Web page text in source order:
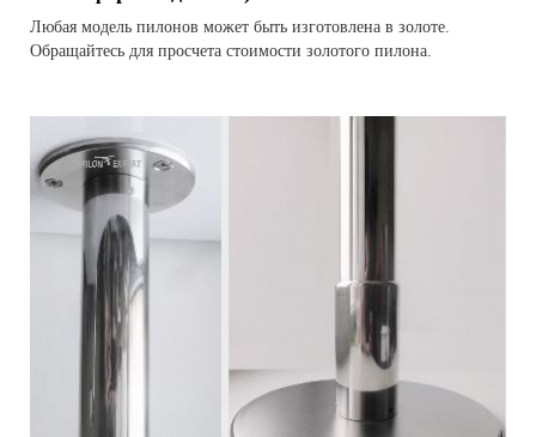
Любая модель пилонов может быть изготовлена в золоте.
Обращайтесь для просчета стоимости золотого пилона.